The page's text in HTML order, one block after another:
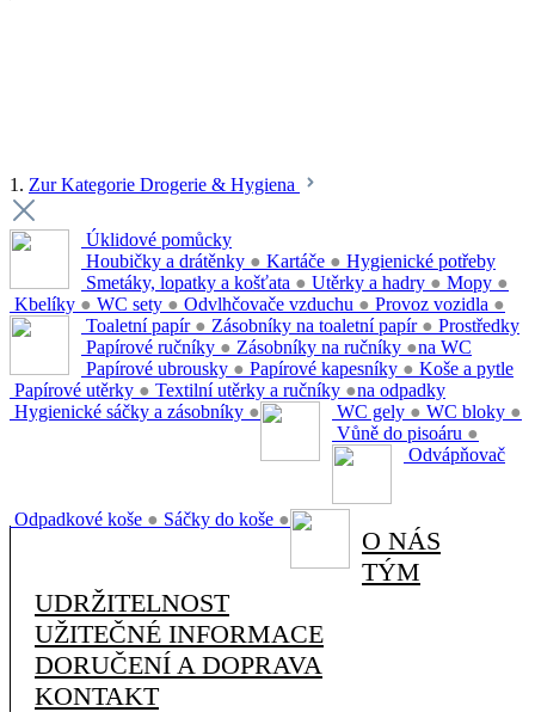
1. Zur Kategorie Drogerie & Hygiena
Úklidové pomůcky
Houbičky a drátěnky ● Kartáče ●
Smetáky, lopatky a košťata ● Utěrky a hadry ● Mopy ●
Kbelíky ● WC sety ● Odvlhčovače vzduchu ● Provoz vozidla ●
Hygienické potřeby
Toaletní papír ● Zásobníky na toaletní papír ●
Papírové ručníky ● Zásobníky na ručníky ●
Papírové ubrousky ● Papírové kapesníky ●
Papírové utěrky ● Textilní utěrky a ručníky ●
Hygienické sáčky a zásobníky ●
Prostředky
na WC
WC gely ● WC bloky ●
Vůně do pisoáru ●
Koše a pytle
na odpadky
Odpadkové koše ● Sáčky do koše ●
Odvápňovač
O NÁS
TÝM
UDRŽITELNOST
UŽITEČNÉ INFORMACE
DORUČENÍ A DOPRAVA
KONTAKT